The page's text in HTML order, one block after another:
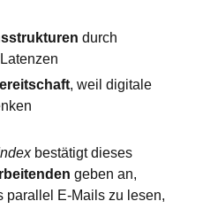
durch
, weil digitale
bestätigt dieses
geben an,
parallel E-Mails zu lesen,